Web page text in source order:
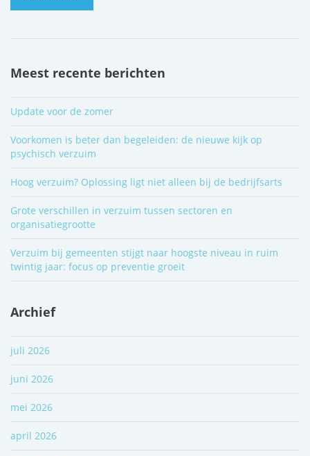
Meest recente berichten
Update voor de zomer
Voorkomen is beter dan begeleiden: de nieuwe kijk op
psychisch verzuim
Hoog verzuim? Oplossing ligt niet alleen bij de bedrijfsarts
Grote verschillen in verzuim tussen sectoren en
organisatiegrootte
Verzuim bij gemeenten stijgt naar hoogste niveau in ruim
twintig jaar: focus op preventie groeit
Archief
juli 2026
juni 2026
mei 2026
april 2026